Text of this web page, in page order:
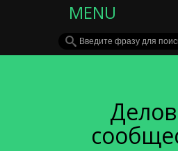
MENU